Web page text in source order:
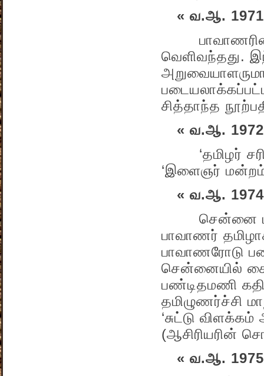
« வ.ஆ. 1971
பாவாணரின்
வெளிவந்தது.
சித்தாந்த
« வ.ஆ. 1972
‘தமிழர்
‘இளைஞர்
« வ.ஆ. 1974
சென்னை
பாவாணர்
பாவாணரோடு
சென்னையில்
பண்டிதமணி
தமிழுணர்ச்சி
‘சுட்டு
(ஆசிரியரின்
« வ.ஆ. 1975